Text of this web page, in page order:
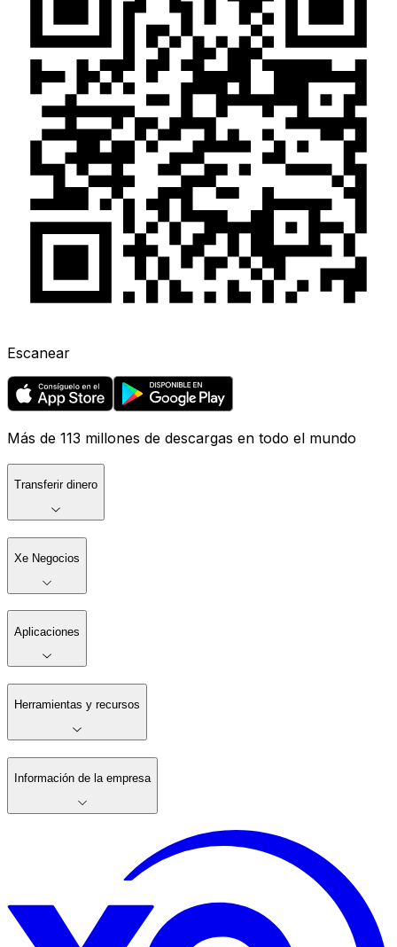
Escanear
Más de 113 millones de descargas en todo el mundo
Transferir dinero
Xe Negocios
Aplicaciones
Herramientas y recursos
Información de la empresa